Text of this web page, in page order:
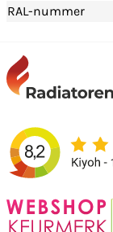
RAL-nummer